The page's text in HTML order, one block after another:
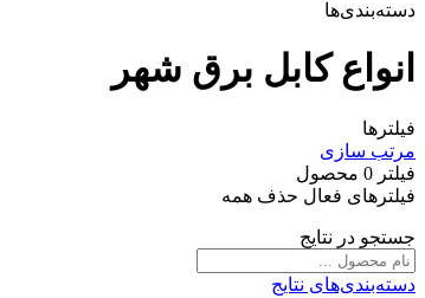
دسته‌بندی‌ها
انواع کابل برق شهر
فیلترها
مرتب سازی
فیلتر 0 محصول
فیلترهای فعال حذف همه
جستجو در نتایج
دسته‌بندی‌های نتایج